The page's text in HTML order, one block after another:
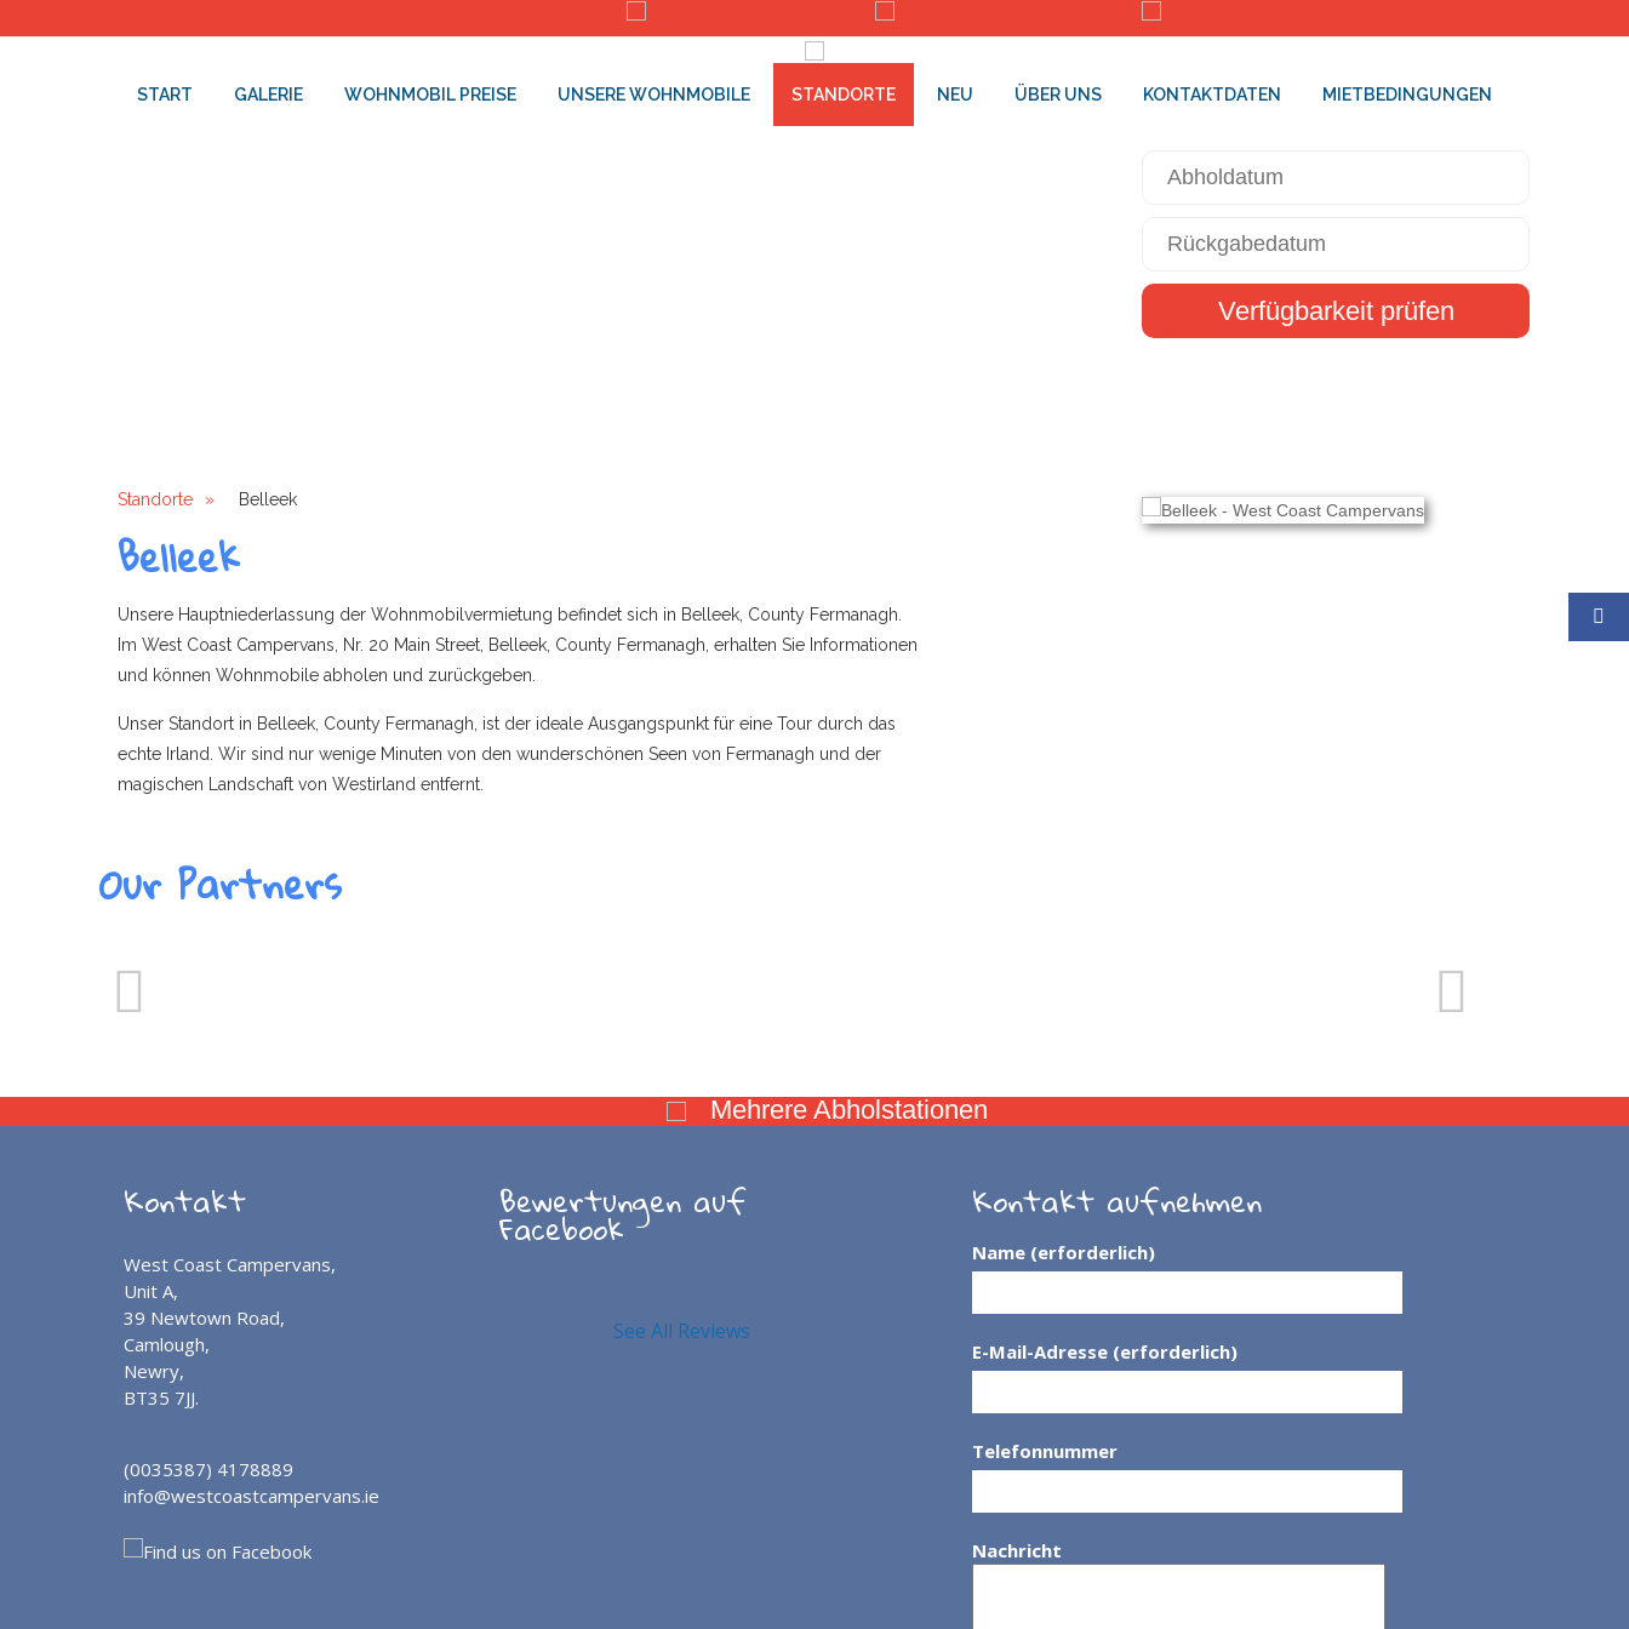
START GALERIE WOHNMOBIL PREISE UNSERE WOHNMOBILE STANDORTE NEU ÜBER UNS KONTAKTDATEN MIETBEDINGUNGEN
Verfügbarkeit prüfen
Standorte » Belleek
Belleek
Unsere Hauptniederlassung der Wohnmobilvermietung befindet sich in Belleek, County Fermanagh.
Im West Coast Campervans, Nr. 20 Main Street, Belleek, County Fermanagh, erhalten Sie Informationen
und können Wohnmobile abholen und zurückgeben.
Unser Standort in Belleek, County Fermanagh, ist der ideale Ausgangspunkt für eine Tour durch das
echte Irland. Wir sind nur wenige Minuten von den wunderschönen Seen von Fermanagh und der
magischen Landschaft von Westirland entfernt.
Our Partners
Mehrere Abholstationen
Kontakt
West Coast Campervans,
Unit A,
39 Newtown Road,
Camlough,
Newry,
BT35 7JJ.
(0035387) 4178889
info@westcoastcampervans.ie
Bewertungen auf
Facebook
See All Reviews
Kontakt aufnehmen
Name (erforderlich)
E-Mail-Adresse (erforderlich)
Telefonnummer
Nachricht